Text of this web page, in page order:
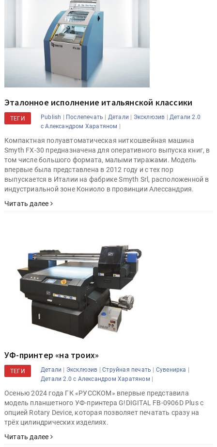
Эталонное исполнение итальянской классики
ТЕГИ Publish | Послепечать | Детали | Эксклюзив |Детали 2.0
с Александром Харатяном |
Компактная полуавтоматическая ниткошвейная машина
Smyth FX-30 предназначена для оперативного выпуска книг, в
том числе большого формата, малыми тиражами. Модель
впервые была представлена в 2012 году и с тех пор
выпускается в Италии на фабрике Smyth Srl, расположенной в
индустриальной зоне Кониоло в провинции Алессандрия.
Читать далее
УФ-принтер «на троих»
ТЕГИ Детали | Эксклюзив |Струйная печать | Сувенирка |
Детали 2.0 с Александром Харатяном |
Осенью 2024 года ГК «РУССКОМ» впервые представила
модель планшетного УФ-принтера G!DIGITAL FB-0906D Plus с
опцией Rotary Device, которая позволяет печатать сразу на
трёх цилиндрических изделиях.
Читать далее